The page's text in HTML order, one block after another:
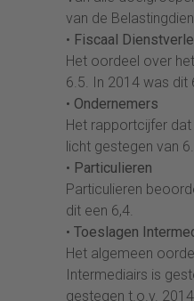
van de
• Fiscaal
Het oordeel over
6.5. In 2014 was dit
• Ondernemers
Het rapportcijfer
licht gestegen van
• Particulieren
Particulieren
dit een 6,4.
• Toeslagen
Het algemeen
Intermediairs is
gestegen t.o.v.